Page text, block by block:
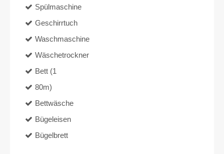
Spülmaschine
Geschirrtuch
Waschmaschine
Wäschetrockner
Bett (1
80m)
Bettwäsche
Bügeleisen
Bügelbrett